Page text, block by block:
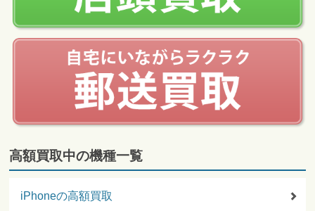
高額買取中の機種一覧
iPhoneの高額買取